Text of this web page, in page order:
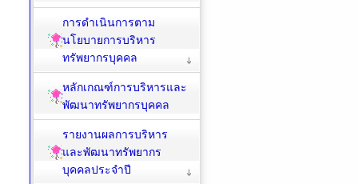
การดำเนินการตาม
นโยบายการบริหาร
ทรัพยากรบุคคล
หลักเกณฑ์การบริหารและ
พัฒนาทรัพยากรบุคคล
รายงานผลการบริหาร
และพัฒนาทรัพยากร
บุคคลประจำปี